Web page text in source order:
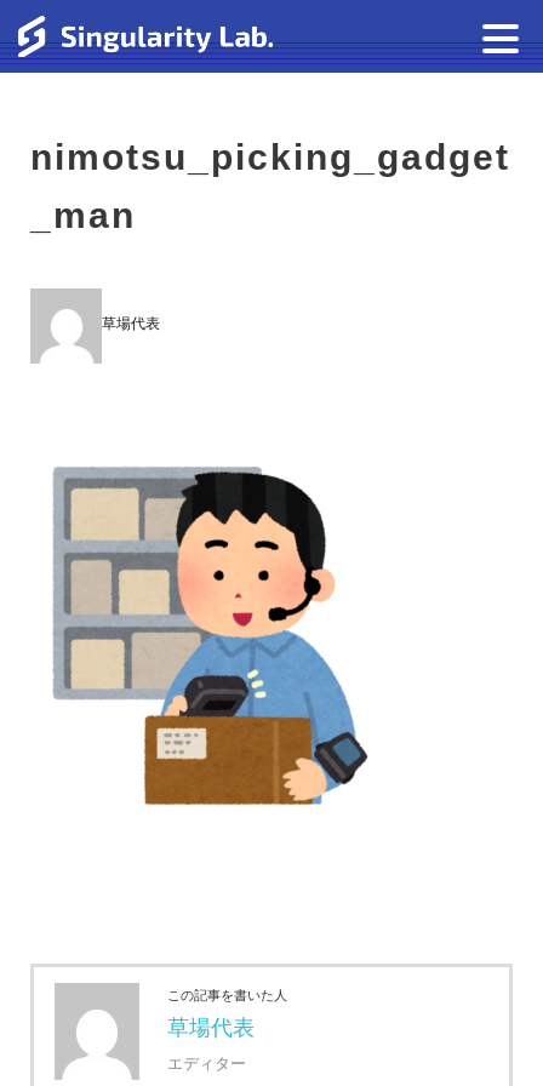
nimotsu_picking_gadget
_man
草場代表
この記事を書いた人
草場代表
エディター